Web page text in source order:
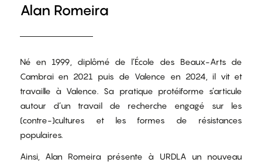
Alan Romeira
Né en 1999, diplômé de l’École des Beaux-Arts de
Cambrai en 2021 puis de Valence en 2024, il vit et
travaille à Valence. Sa pratique protéiforme s’articule
autour d’un travail de recherche engagé sur les
(contre-)cultures et les formes de résistances
populaires.
Ainsi, Alan Romeira présente à URDLA un nouveau